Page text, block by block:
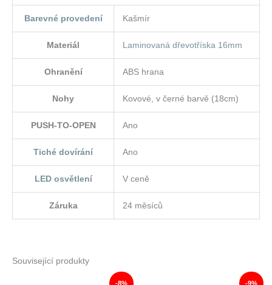
Barevné provedení Kašmír
Materiál Laminovaná dřevotříska 16mm
Ohranění ABS hrana
Nohy Kovové, v černé barvě (18cm)
PUSH-TO-OPEN Ano
Tiché dovírání Ano
LED osvětlení V ceně
Záruka 24 měsíců
Související produkty
-8% -9%